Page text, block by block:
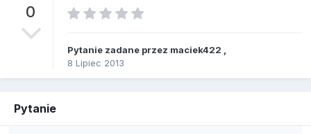
0
Pytanie zadane przez maciek422
8 Lipiec 2013
Pytanie